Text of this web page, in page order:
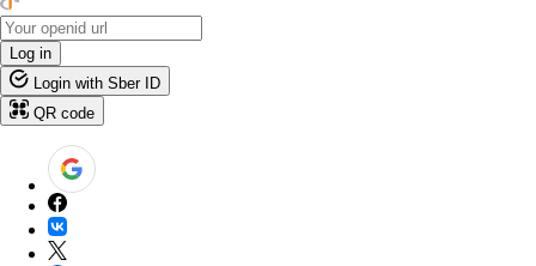
Log in
Login with Sber ID
QR code